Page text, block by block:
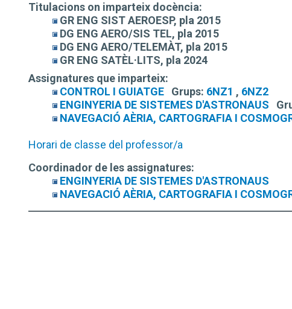
Titulacions on imparteix docència:
GR ENG SIST AEROESP, pla 2015
DG ENG AERO/SIS TEL, pla 2015
DG ENG AERO/TELEMÀT, pla 2015
GR ENG SATÈL·LITS, pla 2024
Assignatures que imparteix:
CONTROL I GUIATGE
Grups: 6NZ1 , 6NZ2
ENGINYERIA DE SISTEMES D'ASTRONAUS
NAVEGACIÓ AÈRIA, CARTOGRAFIA I
Horari de classe del professor/a
Coordinador de les assignatures:
ENGINYERIA DE SISTEMES D'ASTRONAUS
NAVEGACIÓ AÈRIA, CARTOGRAFIA I